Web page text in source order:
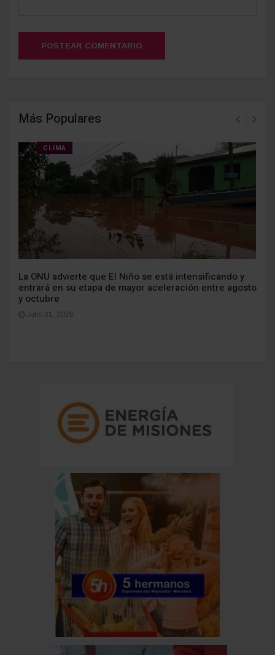
POSTEAR COMENTARIO
Más Populares
CLIMA
La ONU advierte que El Niño se está intensificando y
entrará en su etapa de mayor aceleración entre agosto
y octubre
Julio 31, 2026